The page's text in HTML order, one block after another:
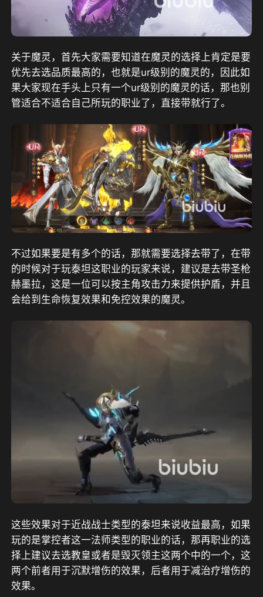
关于魔灵，首先大家需要知道在魔灵的选择上肯定是要
优先去选品质最高的，也就是ur级别的魔灵的，因此如
果大家现在手头上只有一个ur级别的魔灵的话，那也别
管适合不适合自己所玩的职业了，直接带就行了。
不过如果要是有多个的话，那就需要选择去带了，在带
的时候对于玩泰坦这职业的玩家来说，建议是去带圣枪
赫墨拉，这是一位可以按主角攻击力来提供护盾，并且
会给到生命恢复效果和免控效果的魔灵。
这些效果对于近战战士类型的泰坦来说收益最高，如果
玩的是掌控者这一法师类型的职业的话，那再职业的选
择上建议去选教皇或者是毁灭领主这两个中的一个，这
两个前者用于沉默增伤的效果，后者用于减治疗增伤的
效果。